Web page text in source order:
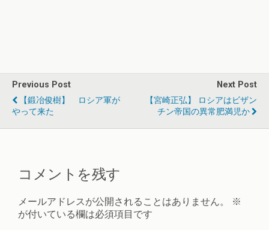
Previous Post
【鍛冶俊樹】 ロシア軍が
やって来た
Next Post
【宮崎正弘】 ロシアはビザン
チン帝国の異常肥満児か
コメントを残す
メールアドレスが公開されることはありません。
※
が付いている欄は必須項目です